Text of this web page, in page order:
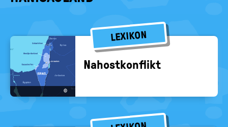
LEXIKON
©
Nah­ost­kon­flikt